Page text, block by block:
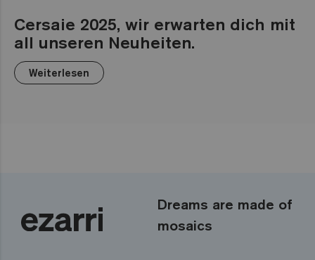
Cersaie 2025, wir erwarten dich mit
all unseren Neuheiten.
Weiterlesen
Dreams are made of
mosaics